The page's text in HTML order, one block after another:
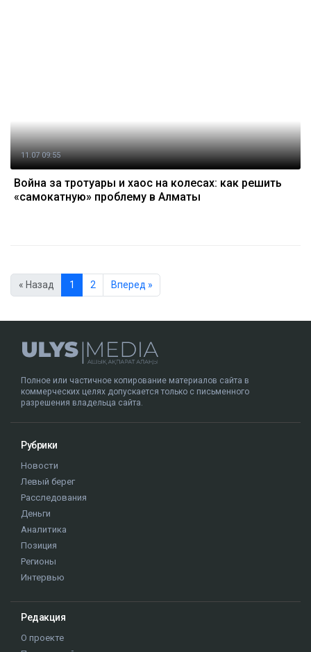
11.07 09:55
Война за тротуары и хаос на колесах: как решить
«самокатную» проблему в Алматы
« Назад 1 2 Вперед »
Полное или частичное копирование материалов сайта в
коммерческих целях допускается только с письменного
разрешения владельца сайта.
Рубрики
Новости
Левый берег
Расследования
Деньги
Аналитика
Позиция
Регионы
Интервью
Редакция
О проекте